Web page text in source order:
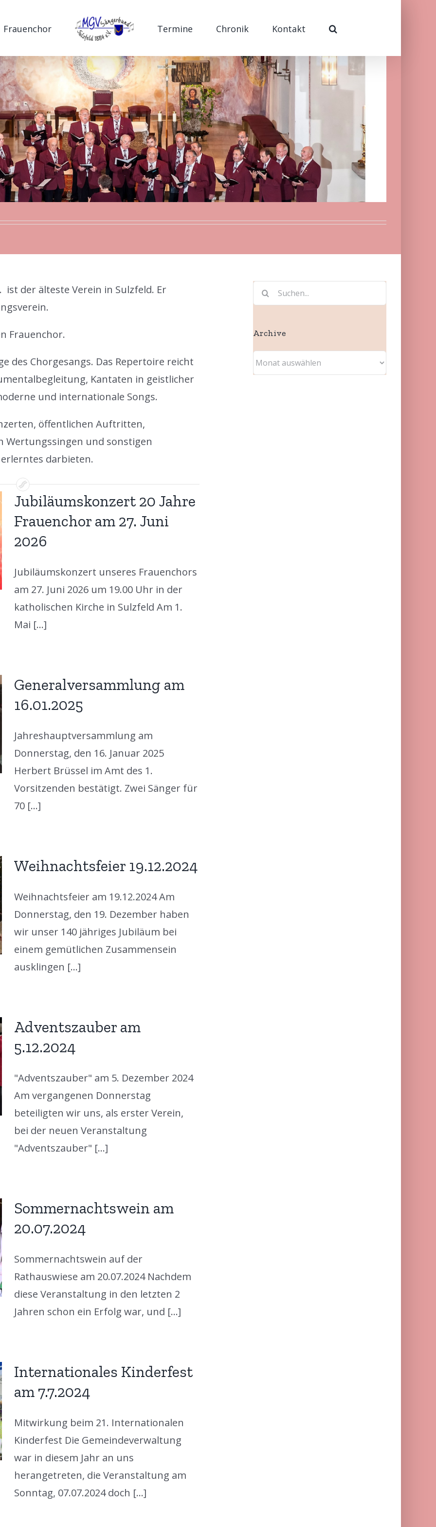
Frauenchor Termine Chronik Kontakt
ist der älteste Verein in Sulzfeld. Er
Frauenchor.
des Chorgesangs. Das Repertoire reicht
Kantaten in geistlicher
und internationale Songs.
öffentlichen Auftritten,
Wertungssingen und sonstigen
darbieten.
Jubiläumskonzert 20 Jahre
Frauenchor am 27. Juni
2026
Jubiläumskonzert unseres Frauenchors
am 27. Juni 2026 um 19.00 Uhr in der
katholischen Kirche in Sulzfeld Am 1.
Mai [...]
Generalversammlung am
16.01.2025
Jahreshauptversammlung am
Donnerstag, den 16. Januar 2025
Herbert Brüssel im Amt des 1.
Vorsitzenden bestätigt. Zwei Sänger für
70 [...]
Weihnachtsfeier 19.12.2024
Weihnachtsfeier am 19.12.2024 Am
Donnerstag, den 19. Dezember haben
wir unser 140 jähriges Jubiläum bei
einem gemütlichen Zusammensein
ausklingen [...]
Adventszauber am
5.12.2024
"Adventszauber" am 5. Dezember 2024
Am vergangenen Donnerstag
beteiligten wir uns, als erster Verein,
bei der neuen Veranstaltung
"Adventszauber" [...]
Sommernachtswein am
20.07.2024
Sommernachtswein auf der
Rathauswiese am 20.07.2024 Nachdem
diese Veranstaltung in den letzten 2
Jahren schon ein Erfolg war, und [...]
Internationales Kinderfest
am 7.7.2024
Mitwirkung beim 21. Internationalen
Kinderfest Die Gemeindeverwaltung
war in diesem Jahr an uns
herangetreten, die Veranstaltung am
Sonntag, 07.07.2024 doch [...]
Suche
nach:
Archive
Archive